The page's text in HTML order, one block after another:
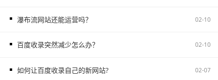
瀑布流网站还能运营吗？ 02-10
百度收录突然减少怎么办？ 02-10
如何让百度收录自己的新网站? 02-07